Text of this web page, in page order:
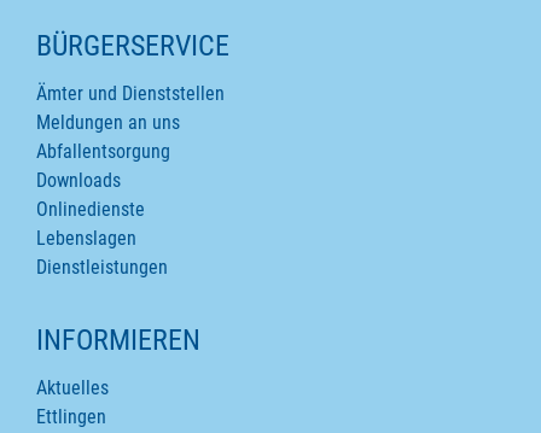
SEITENINHALTE
BÜRGERSERVICE
Ämter und Dienststellen
Meldungen an uns
Abfallentsorgung
Downloads
Onlinedienste
Lebenslagen
Dienstleistungen
INFORMIEREN
Aktuelles
Ettlingen